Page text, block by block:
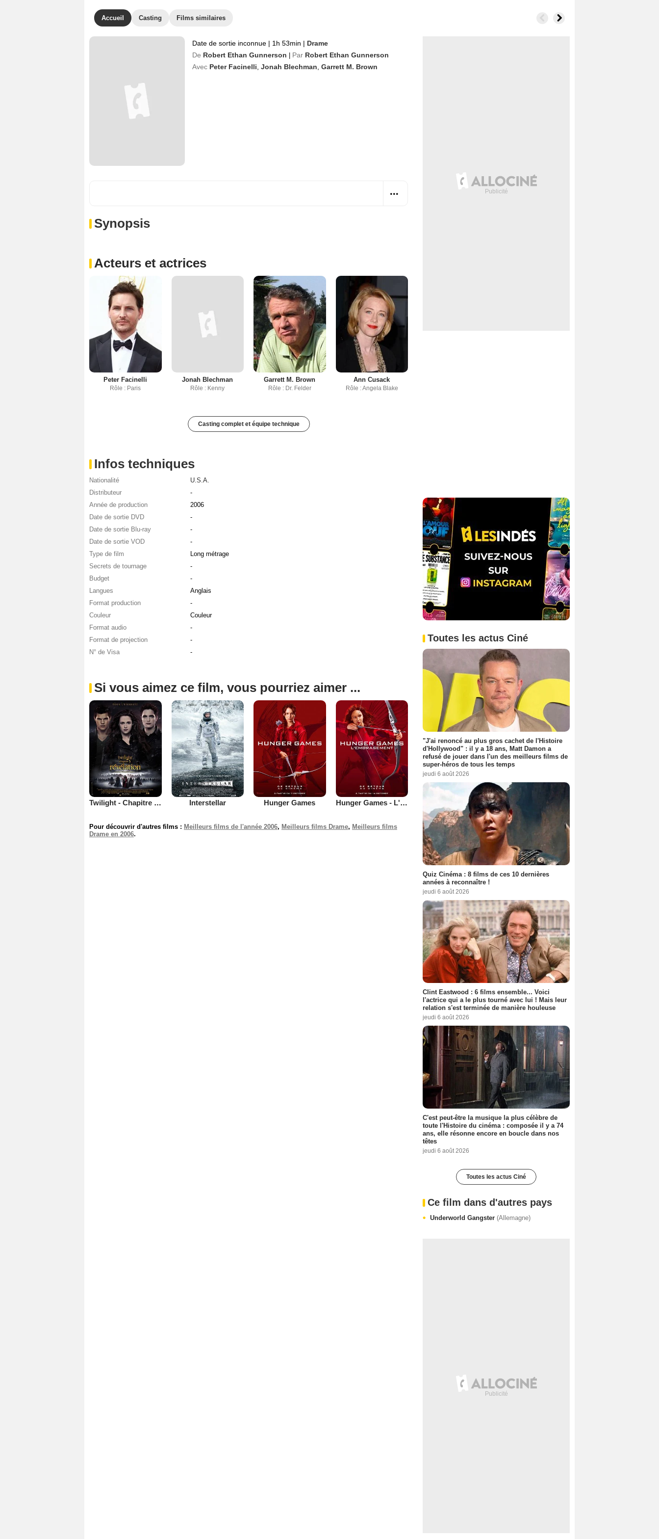
Accueil Casting Films similaires
Date de sortie inconnue | 1h 53min | Drame
De Robert Ethan Gunnerson Par Robert Ethan Gunnerson
Avec Peter Facinelli Jonah Blechman Garrett M. Brown
Synopsis
Acteurs et actrices
Peter Facinelli
Rôle : Paris
Jonah Blechman
Rôle : Kenny
Garrett M. Brown
Rôle : Dr. Felder
Ann Cusack
Rôle : Angela Blake
Casting complet et équipe technique
Infos techniques
Nationalité
U.S.A.
Distributeur
-
Année de production
2006
Date de sortie DVD
-
Date de sortie Blu-ray
-
Date de sortie VOD
-
Type de film
Long métrage
Secrets de tournage
-
Budget
-
Langues
Anglais
Format production
-
Couleur
Couleur
Format audio
-
Format de projection
-
N° de Visa
-
Si vous aimez ce film, vous pourriez aimer ...
Twilight - Chapitre 5 : Révélation 2e partie Interstellar Hunger Games Hunger Games - L'embrasement
Pour découvrir d'autres films : Meilleurs films de l'année 2006, Meilleurs films Drame, Meilleurs films
Drame en 2006.
Toutes les actus Ciné
"J'ai renoncé au plus gros cachet de l'Histoire
d'Hollywood" : il y a 18 ans, Matt Damon a
refusé de jouer dans l'un des meilleurs films de
super-héros de tous les temps
jeudi 6 août 2026
Quiz Cinéma : 8 films de ces 10 dernières
années à reconnaître !
jeudi 6 août 2026
Clint Eastwood : 6 films ensemble... Voici
l'actrice qui a le plus tourné avec lui ! Mais leur
relation s'est terminée de manière houleuse
jeudi 6 août 2026
C'est peut-être la musique la plus célèbre de
toute l'Histoire du cinéma : composée il y a 74
ans, elle résonne encore en boucle dans nos
têtes
jeudi 6 août 2026
Toutes les actus Ciné
Ce film dans d'autres pays
Underworld Gangster (Allemagne)